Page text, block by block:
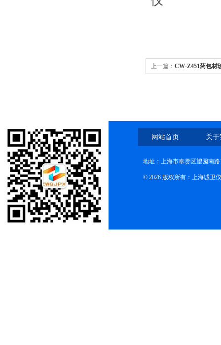
上一篇： CW-Z451药包材
网站首页 关
地址：上海市奉贤区望园南路
© 2026 版权所有：上海诚卫